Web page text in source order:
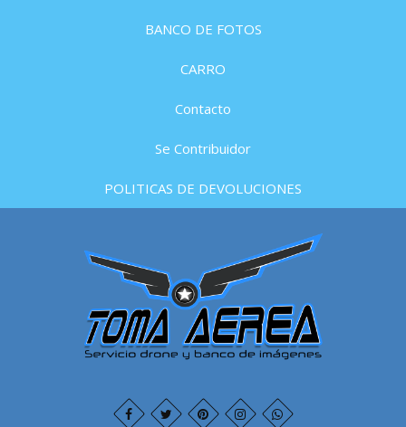
BANCO DE FOTOS
CARRO
Contacto
Se Contribuidor
POLITICAS DE DEVOLUCIONES